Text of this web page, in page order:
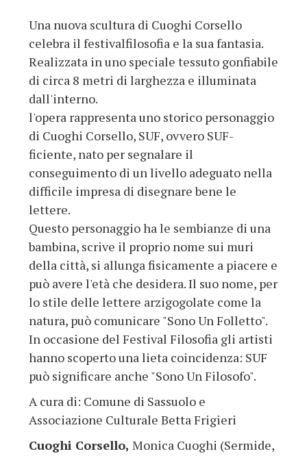
Una nuova scultura di Cuoghi Corsello
celebra il festivalfilosofia e la sua fantasia.
Realizzata in uno speciale tessuto gonfiabile
di circa 8 metri di larghezza e illuminata
dall'interno.
l'opera rappresenta uno storico personaggio
di Cuoghi Corsello, SUF, ovvero SUF-
ficiente, nato per segnalare il
conseguimento di un livello adeguato nella
difficile impresa di disegnare bene le
lettere.
Questo personaggio ha le sembianze di una
bambina, scrive il proprio nome sui muri
della città, si allunga fisicamente a piacere e
può avere l'età che desidera. Il suo nome, per
lo stile delle lettere arzigogolate come la
natura, può comunicare "Sono Un Folletto".
In occasione del Festival Filosofia gli artisti
hanno scoperto una lieta coincidenza: SUF
può significare anche "Sono Un Filosofo".
A cura di: Comune di Sassuolo e
Associazione Culturale Betta Frigieri
Cuoghi Corsello, Monica Cuoghi (Sermide,